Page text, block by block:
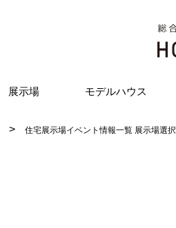
展示場 モデルハウス
住宅展示場イベント情報一覧 展示場選択